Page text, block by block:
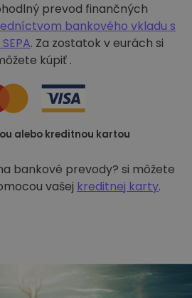
prevod finančných
bankového vkladu s
. Za zostatok v eurách si
kúpiť .
alebo kreditnou kartou
bankové prevody? si môžete
vašej kreditnej karty.